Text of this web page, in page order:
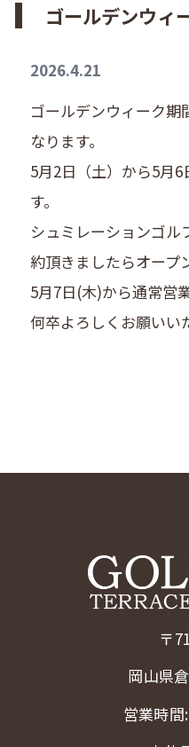
ゴールデンウィ
2026.4.21
ゴールデンウィーク期
なります。
5月2日（土）から5月
す。
シュミレーションゴル
約頂きましたらオープ
5月7日(木)から通常営
何卒よろしくお願いい
〒
岡山県
営業時